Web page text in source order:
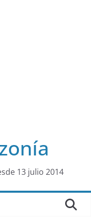
13 julio 2014